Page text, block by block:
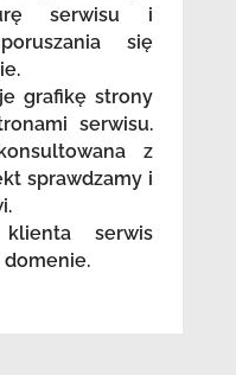
serwisu i
się
grafikę strony
serwisu.
z
sprawdzamy i
klienta serwis
domenie.